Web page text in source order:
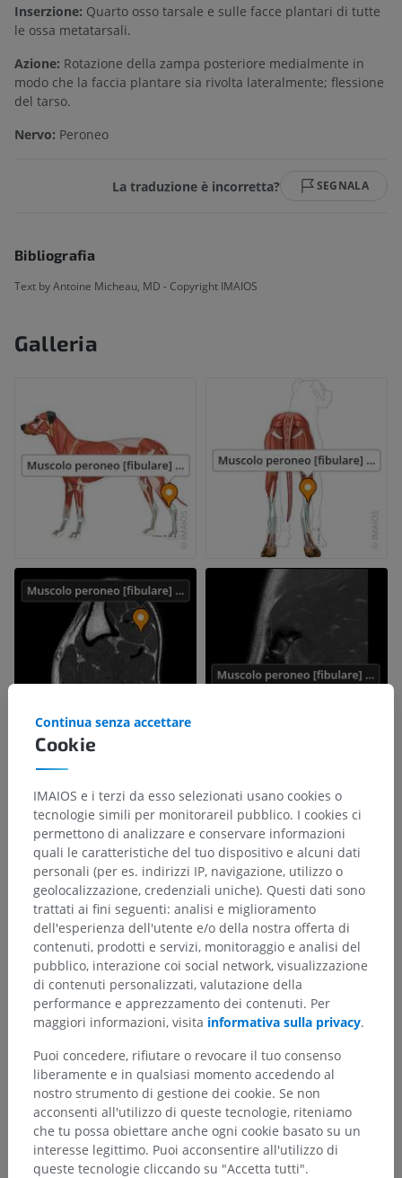
Inserzione: Quarto osso tarsale e sulle facce plantari di tutte
le ossa metatarsali.
Azione: Rotazione della zampa posteriore medialmente in
modo che la faccia plantare sia rivolta lateralmente; flessione
del tarso.
Nervo: Peronео
La traduzione è incorretta? SEGNALA
Bibliografia
Text by Antoine Micheau, MD - Copyright IMAIOS
Galleria
Cookie
Continua senza accettare
IMAIOS e i terzi da esso selezionati usano cookies o
tecnologie simili per monitorareil pubblico. I cookies ci
permettono di analizzare e conservare informazioni
quali le caratteristiche del tuo dispositivo e alcuni dati
personali (per es. indirizzi IP, navigazione, utilizzo o
geolocalizzazione, credenziali uniche). Questi dati sono
trattati ai fini seguenti: analisi e miglioramento
dell'esperienza dell'utente e/o della nostra offerta di
contenuti, prodotti e servizi, monitoraggio e analisi del
pubblico, interazione coi social network, visualizzazione
di contenuti personalizzati, valutazione della
performance e apprezzamento dei contenuti. Per
maggiori informazioni, visita informativa sulla privacy.
Puoi concedere, rifiutare o revocare il tuo consenso
liberamente e in qualsiasi momento accedendo al
nostro strumento di gestione dei cookie. Se non
acconsenti all'utilizzo di queste tecnologie, riteniamo
che tu possa obiettare anche ogni cookie basato su un
interesse legittimo. Puoi acconsentire all'utilizzo di
queste tecnologie cliccando su "Accetta tutti".